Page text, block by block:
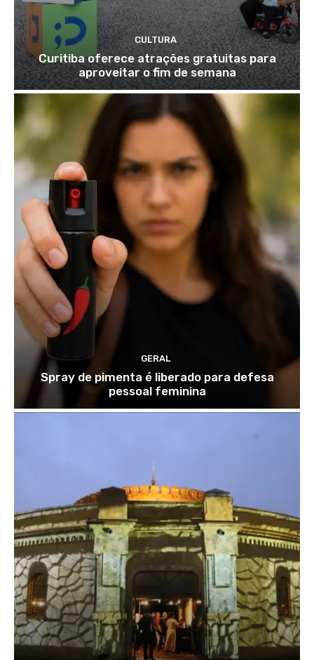
CULTURA
Curitiba oferece atrações gratuitas para
aproveitar o fim de semana
GERAL
Spray de pimenta é liberado para defesa
pessoal feminina